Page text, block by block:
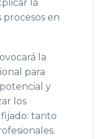
la
procesos en
la
para
y
los
tanto